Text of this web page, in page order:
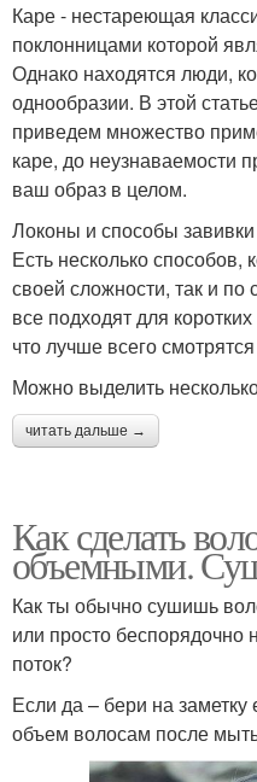
Каре - нестареющая
поклонницами которой
Однако находятся люди,
однообразии. В этой
приведем множество
каре, до неузнаваемости
ваш образ в целом.
Локоны и способы завивки
Есть несколько способов,
своей сложности, так и по
все подходят для
что лучше всего
Можно выделить
читать дальше →
Как сделать
объемными.
Как ты обычно сушишь
или просто
поток?
Если да – бери на
объем волосам после